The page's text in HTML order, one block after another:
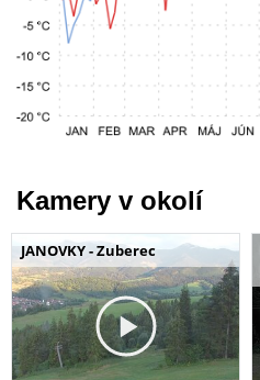
Kamery v okolí
JANOVKY - Zuberec